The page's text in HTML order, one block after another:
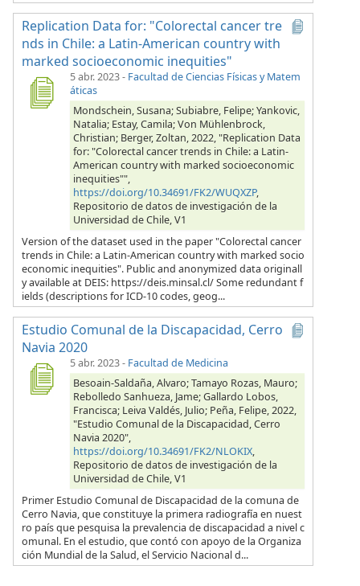
Replication Data for: "Colorectal cancer tre
nds in Chile: a Latin-American country with
marked socioeconomic inequities"
5 abr. 2023- Facultad de Ciencias Físicas y Matem
áticas
Mondschein, Susana; Subiabre, Felipe; Yankovic,
Natalia; Estay, Camila; Von Mühlenbrock,
Christian; Berger, Zoltan, 2022, "Replication Data
for: "Colorectal cancer trends in Chile: a Latin-
American country with marked socioeconomic
inequities"",
https://doi.org/10.34691/FK2/WUQXZP,
Repositorio de datos de investigación de la
Universidad de Chile, V1
Version of the dataset used in the paper "Colorectal cancer
trends in Chile: a Latin-American country with marked socio
economic inequities". Public and anonymized data originall
y available at DEIS: https://deis.minsal.cl/ Some redundant f
ields (descriptions for ICD-10 codes, geog...
Estudio Comunal de la Discapacidad, Cerro
Navia 2020
5 abr. 2023- Facultad de Medicina
Besoain-Saldaña, Alvaro; Tamayo Rozas, Mauro;
Rebolledo Sanhueza, Jame; Gallardo Lobos,
Francisca; Leiva Valdés, Julio; Peña, Felipe, 2022,
"Estudio Comunal de la Discapacidad, Cerro
Navia 2020",
https://doi.org/10.34691/FK2/NLOKIX,
Repositorio de datos de investigación de la
Universidad de Chile, V1
Primer Estudio Comunal de Discapacidad de la comuna de
Cerro Navia, que constituye la primera radiografía en nuest
ro país que pesquisa la prevalencia de discapacidad a nivel c
omunal. En el estudio, que contó con apoyo de la Organiza
ción Mundial de la Salud, el Servicio Nacional d...